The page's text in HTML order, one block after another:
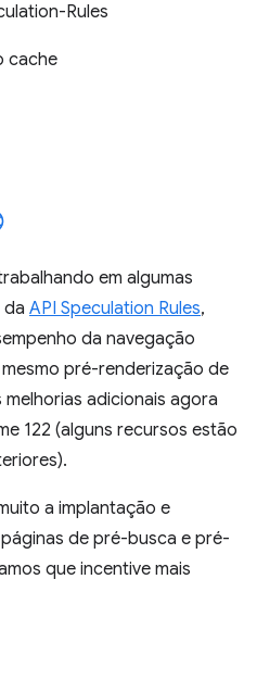
Rules
cache
em algumas
da API Speculation Rules,
da navegação
pré-renderização de
adicionais agora
122 (alguns recursos estão
a implantação e
de pré-busca e pré-
que incentive mais